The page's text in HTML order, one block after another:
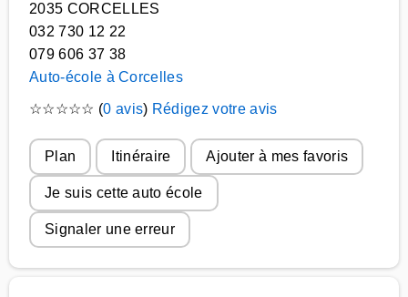
2035 CORCELLES
032 730 12 22
079 606 37 38
Auto-école à Corcelles
☆☆☆☆☆ (0 avis) Rédigez votre avis
Plan Itinéraire Ajouter à mes favoris
Je suis cette auto école
Signaler une erreur